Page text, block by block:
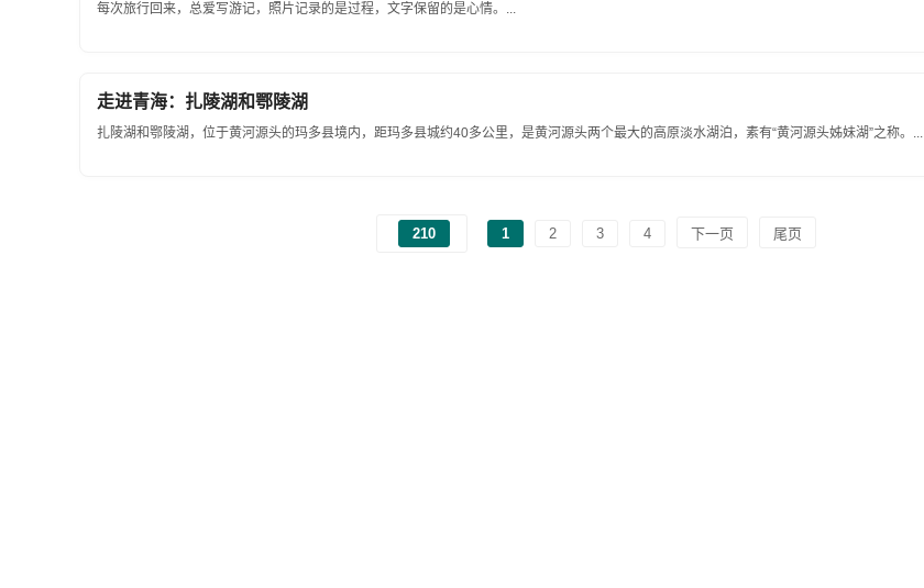
每次旅行回来，总爱写游记，照片记录的是过程，文字保留的是心情。...
走进青海：扎陵湖和鄂陵湖
扎陵湖和鄂陵湖，位于黄河源头的玛多县境内，距玛多县城约40多公里，是黄河源头两个最大的高原淡水湖泊，素有“黄河源头姊妹湖”之称。...
210 1 2 3 4 下一页 尾页